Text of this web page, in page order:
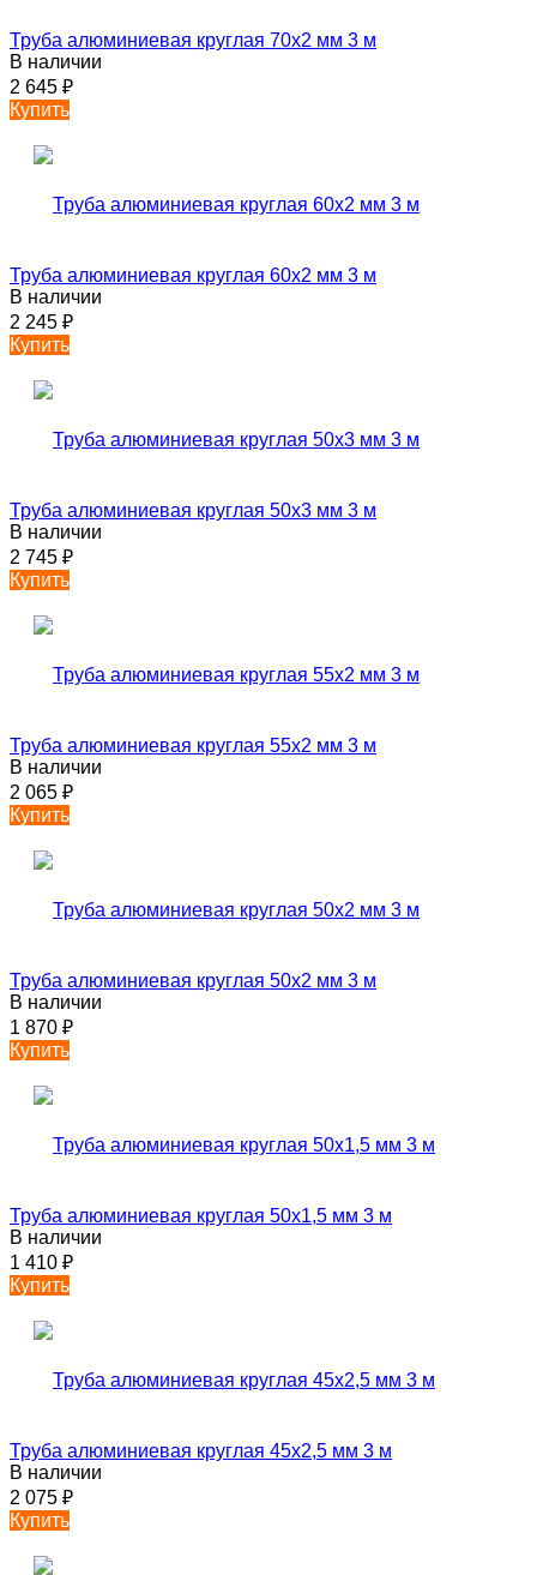
Труба алюминиевая круглая 70х2 мм 3 м
В наличии
2 645 ₽
Купить
Труба алюминиевая круглая 60х2 мм 3 м
В наличии
2 245 ₽
Купить
Труба алюминиевая круглая 50х3 мм 3 м
В наличии
2 745 ₽
Купить
Труба алюминиевая круглая 55х2 мм 3 м
В наличии
2 065 ₽
Купить
Труба алюминиевая круглая 50х2 мм 3 м
В наличии
1 870 ₽
Купить
Труба алюминиевая круглая 50х1,5 мм 3 м
В наличии
1 410 ₽
Купить
Труба алюминиевая круглая 45х2,5 мм 3 м
В наличии
2 075 ₽
Купить